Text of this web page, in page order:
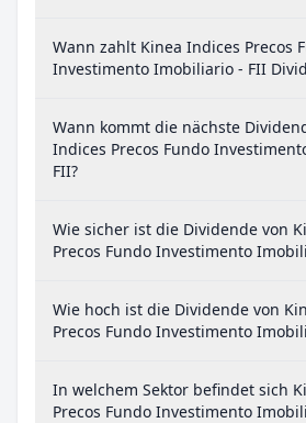
Wann zahlt Kinea Indices Precos
Investimento Imobiliario - FII
Wann kommt die nächste
Indices Precos Fundo
FII?
Wie sicher ist die Dividende von
Precos Fundo Investimento
Wie hoch ist die Dividende von
Precos Fundo Investimento
In welchem Sektor befindet sich
Precos Fundo Investimento